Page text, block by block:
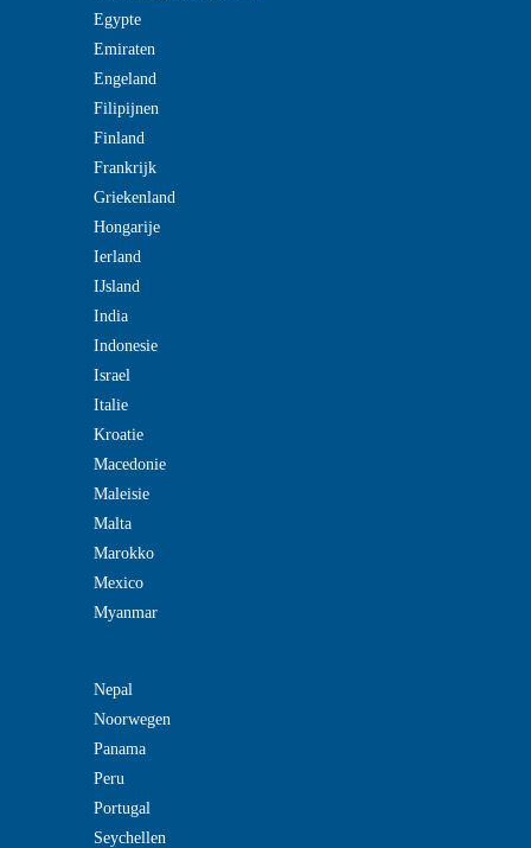
Egypte
Emiraten
Engeland
Filipijnen
Finland
Frankrijk
Griekenland
Hongarije
Ierland
IJsland
India
Indonesie
Israel
Italie
Kroatie
Macedonie
Maleisie
Malta
Marokko
Mexico
Myanmar
Nepal
Noorwegen
Panama
Peru
Portugal
Seychellen